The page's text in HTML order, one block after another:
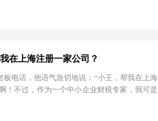
。那么，这位老板为何要选择在上海注册3家
低了企业的税负成本，为企业的发展注入了
在上海注册一家公司？
电话，他语气急切地说：“小王，帮我在上海
！不过，作为一个中小企业财税专家，我可是
构的。于是，我决定写一篇今日头条风格的